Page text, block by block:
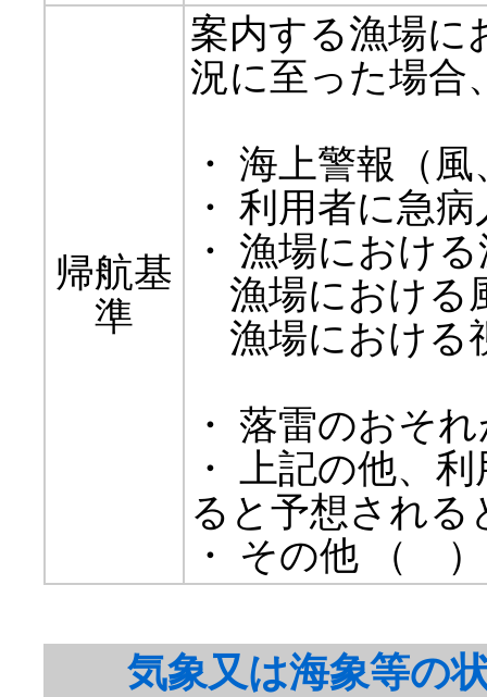
帰航基
準
案内する漁場に
況に至った場合
・ 海上警報（
・ 利用者に急
・ 漁場におけ
漁場におけ
漁場における
・ 落雷のおそ
・ 上記の他、
ると予想される
・ その他 （ ）
気象又は海象等の